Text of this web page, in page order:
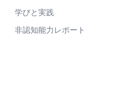
学びと実践
非認知能力レポート